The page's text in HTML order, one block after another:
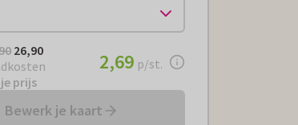
26,90
€ 2,69per stuk
2,69 p/st.
prijs
Bewerk je kaart